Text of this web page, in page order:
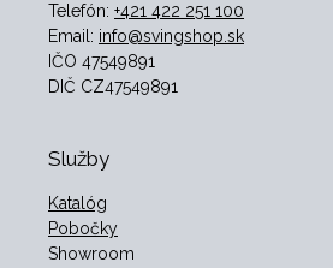
Telefón: +421 422 251 100
Email: info@svingshop.sk
IČO 47549891
DIČ CZ47549891
Služby
Katalóg
Pobočky
Showroom